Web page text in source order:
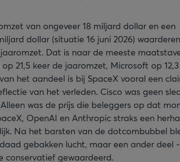
van ongeveer 18 miljard dollar en een
dollar (situatie 16 juni 2026)
Dat is naar de meeste
21,5 keer de jaaromzet, Microsoft op
het aandeel is bij SpaceX vooral een
van het verleden. Cisco was geen
was de prijs die beleggers op dat
OpenAI en Anthropic straks een
Na het barsten van de dotcombubbel
gebakken lucht, maar een ander deel
conservatief gewaardeerd.